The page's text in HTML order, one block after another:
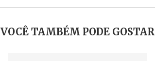
VOCÊ TAMBÉM PODE GOSTAR